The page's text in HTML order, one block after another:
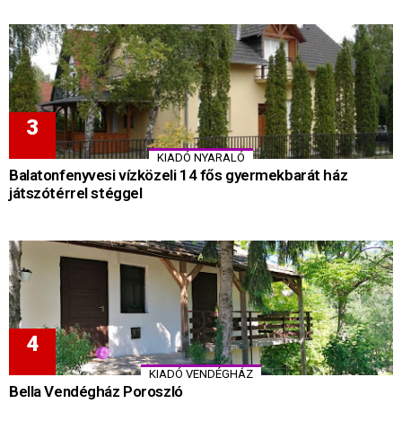
KIADÓ NYARALÓ
Balatonfenyvesi vízközeli 14 fős gyermekbarát ház
játszótérrel stéggel
KIADÓ VENDÉGHÁZ
Bella Vendégház Poroszló